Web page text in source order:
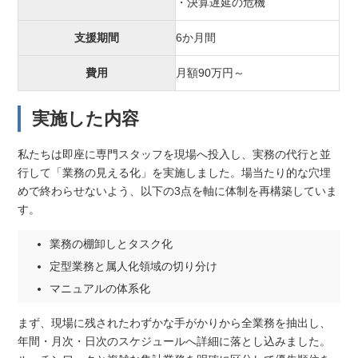
支援期間 6か月間
費用 月額90万円～
実施した内容
私たちは即座に専門スタッフを現場へ投入し、実務の代行と並
行して「業務の見える化」を実施しました。場当たり的な穴埋
めで終わらせないよう、以下の3点を軸に体制を再構築していま
す。
業務の棚卸しとタスク化
定型業務と属人化領域の切り分け
マニュアルの体系化
まず、現場に残されたわずかな手がかりから全業務を抽出し、
年間・月次・日次のスケジュールへ詳細に落とし込みました。